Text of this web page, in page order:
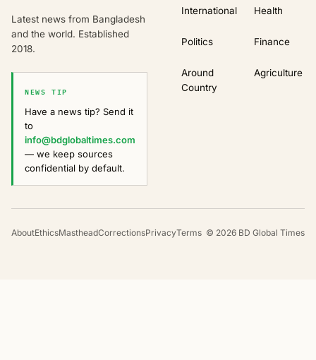
Latest news from Bangladesh
and the world. Established
2018.
NEWS TIP
Have a news tip? Send it
to
info@bdglobaltimes.com
— we keep sources
confidential by default.
International
Politics
Around
Country
Health
Finance
Agriculture
AboutEthicsMastheadCorrectionsPrivacyTerms © 2026 BD Global Times